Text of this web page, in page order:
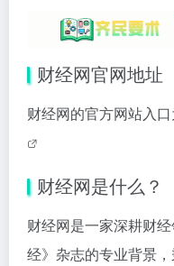
财经网官网地址
财经网的官方网站入口
财经网是什么？
财经网是一家深耕财
经》杂志的专业背景